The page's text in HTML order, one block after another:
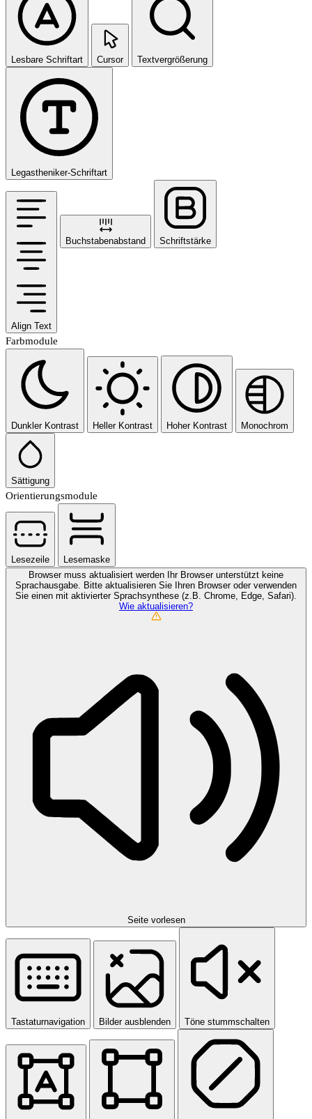
Lesbare Schriftart Cursor Textvergrößerung
Legastheniker-Schriftart
Align Text
Buchstabenabstand Schriftstärke
Farbmodule
Dunkler Kontrast Heller Kontrast Hoher Kontrast Monochrom
Sättigung
Orientierungsmodule
Lesezeile
Lesemaske
Browser muss aktualisiert werden
Ihr Browser unterstützt keine
Sprachausgabe. Bitte aktualisieren Sie Ihren Browser oder verwenden
Sie einen mit aktivierter Sprachsynthese (z.B. Chrome, Edge, Safari).
Wie aktualisieren?
Seite vorlesen
Tastaturnavigation Bilder ausblenden Töne stummschalten